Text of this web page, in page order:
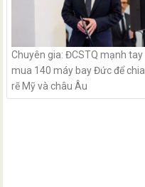
Chuyên gia: ĐCSTQ mạnh tay
mua 140 máy bay Đức để chia
rẽ Mỹ và châu Âu